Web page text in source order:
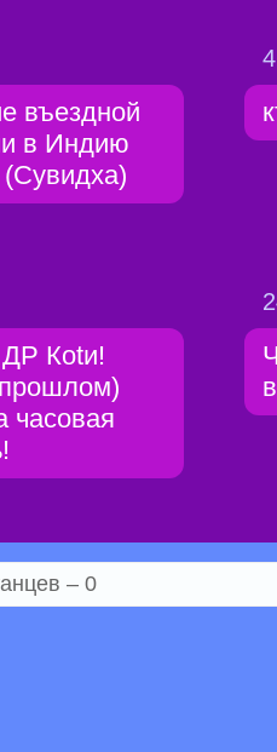
въездной
в Индию
Коtи!
часовая
– 0